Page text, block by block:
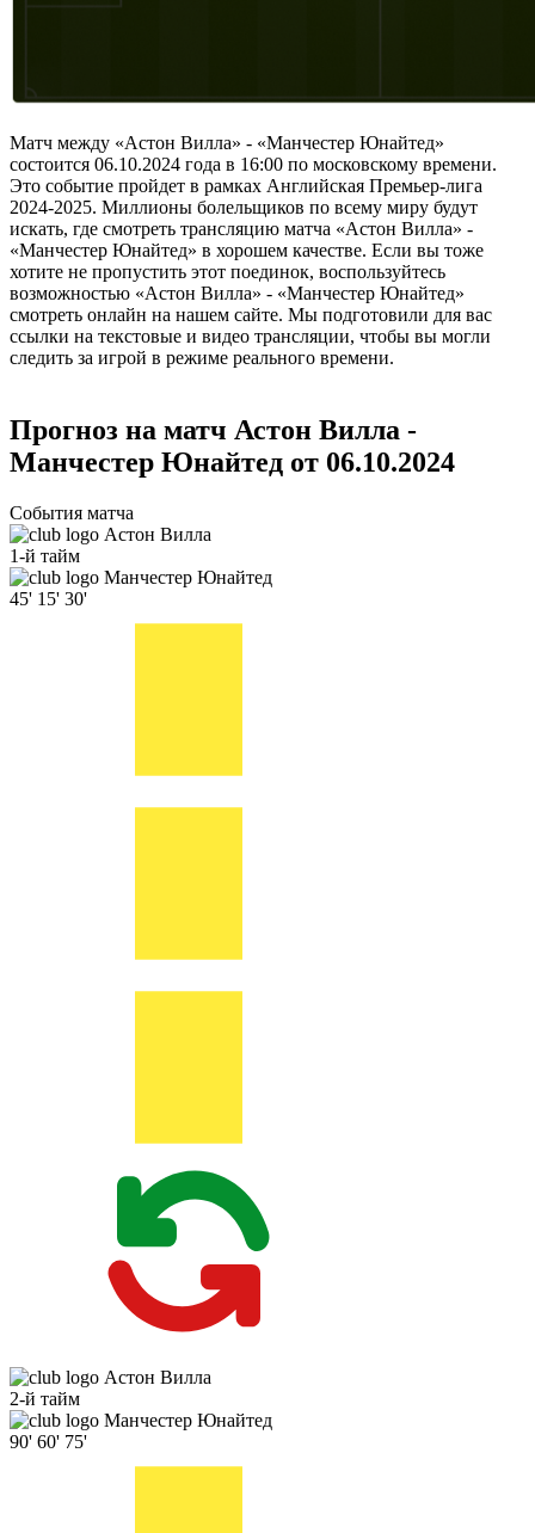
Матч между «Астон Вилла» - «Манчестер Юнайтед»
состоится 06.10.2024 года в 16:00 по московскому времени.
Это событие пройдет в рамках Английская Премьер-лига
2024-2025. Миллионы болельщиков по всему миру будут
искать, где смотреть трансляцию матча «Астон Вилла» -
«Манчестер Юнайтед» в хорошем качестве. Если вы тоже
хотите не пропустить этот поединок, воспользуйтесь
возможностью «Астон Вилла» - «Манчестер Юнайтед»
смотреть онлайн на нашем сайте. Мы подготовили для вас
ссылки на текстовые и видео трансляции, чтобы вы могли
следить за игрой в режиме реального времени.
Прогноз на матч Астон Вилла -
Манчестер Юнайтед от 06.10.2024
События матча
Астон Вилла
1-й тайм
Манчестер Юнайтед
45' 15' 30'
Астон Вилла
2-й тайм
Манчестер Юнайтед
90' 60' 75'